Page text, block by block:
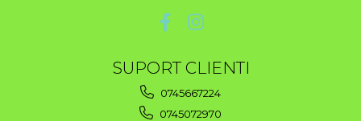
SUPORT CLIENTI
0745667224
0745072970